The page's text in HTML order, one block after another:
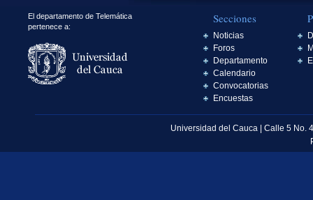
El departamento de Telemática
pertenece a:
Secciones
Noticias
Foros
Departamento
Calendario
Convocatorias
Encuestas
Universidad del Cauca | Calle 5 No.